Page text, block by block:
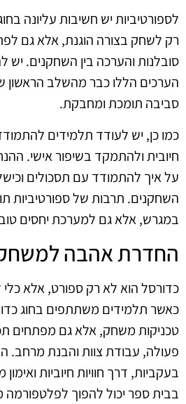
לספורטיביות יש חשיבות עליונה
רק לשחק בצורה הוגנת, אלא גם
סובלנות והערכה בין השחקנים. יש
הערכים הללו כבר מהשלב הראשון
סביבה תומכת ומחבקת.
כמו כן, יש לעודד תלמידים
חיובית ולהתמקד בשיפור אישי.
על איך להתמודד עם תסכולים
השחקנים. תרבות של ספורטיביות
במגרש, אלא גם למערכת יחסים
החדרת אהבה
כדורסל הוא לא רק ספורט, אלא כלי
כאשר תלמידים משתתפים בחוג
טכניקות משחק, אלא גם מפתחים
פעולה, עבודת צוות והבנת
בעקביות, דרך חוויות חיוביות
בבית ספר יכול להפוך לפלטפורמה